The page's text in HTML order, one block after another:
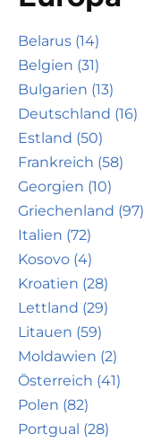
Belarus (14)
Belgien (31)
Bulgarien (13)
Deutschland (16)
Estland (50)
Frankreich (58)
Georgien (10)
Griechenland (97)
Italien (72)
Kosovo (4)
Kroatien (28)
Lettland (29)
Litauen (59)
Moldawien (2)
Österreich (41)
Polen (82)
Portgual (28)